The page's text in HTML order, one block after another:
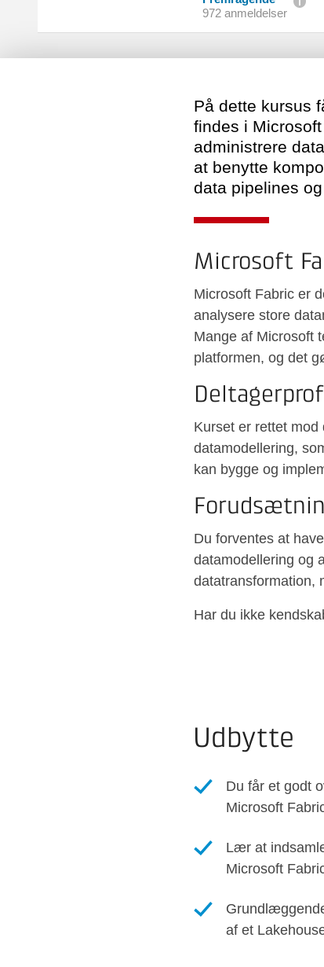
972 anmeldelser
På dette kursus
findes i
administrere
at benytte
data pipelines
Microsoft
Microsoft Fabric er
analysere store
Mange af Microsoft
platformen, og det
Kurset er rettet
datamodellering,
kan bygge og
Du forventes at
datamodellering og
datatransformation,
Har du ikke
Udbytte
Du får et godt
Microsoft
Lær at
Microsoft
af et